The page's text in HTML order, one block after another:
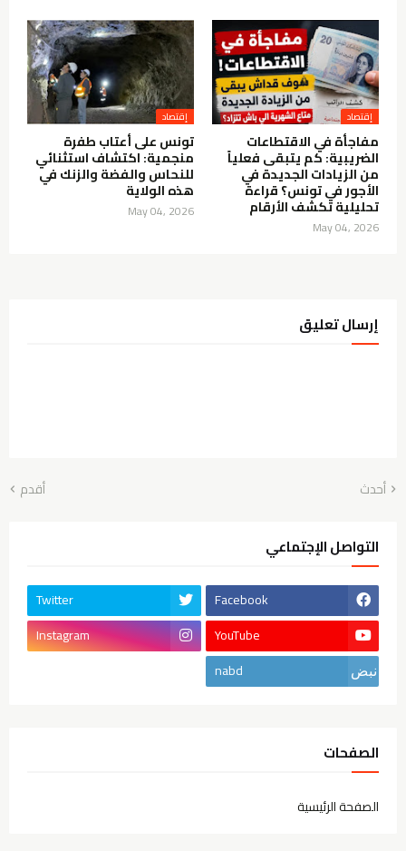
إقتصاد
مفاجأة في الاقتطاعات
الضريبية: كم يتبقى فعلياً
من الزيادات الجديدة في
الأجور في تونس؟ قراءة
تحليلية تكشف الأرقام
May 04, 2026
إقتصاد
تونس على أعتاب طفرة
منجمية: اكتشاف استثنائي
للنحاس والفضة والزنك في
هذه الولاية
May 04, 2026
إرسال تعليق
أحدث أقدم
التواصل الإجتماعي
Facebook
Twitter
YouTube
Instagram
nabd
الصفحات
الصفحة الرئيسية